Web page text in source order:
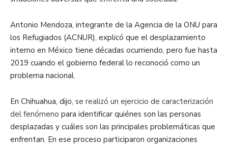
Antonio Mendoza, integrante de la Agencia de la ONU para
los Refugiados (ACNUR), explicó que el desplazamiento
interno en México tiene décadas ocurriendo, pero fue hasta
2019 cuando el gobierno federal lo reconoció como un
problema nacional.
En Chihuahua, dijo, se realizó un ejercicio de caracterización
del fenómeno para identificar quiénes son las personas
desplazadas y cuáles son las principales problemáticas que
enfrentan. En ese proceso participaron organizaciones